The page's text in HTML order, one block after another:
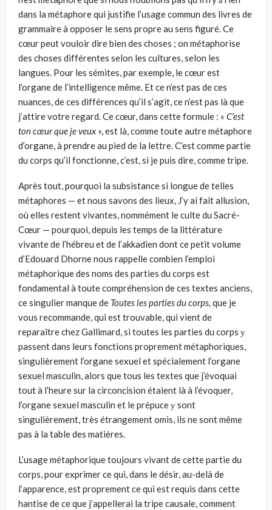
dans la métaphore qui justifie l’usage commun des livres de
grammaire à opposer le sens propre au sens figuré. Ce
cœur peut vouloir dire bien des choses ; on métaphorise
des choses différentes selon les cul­tures, selon les
langues. Pour les sémites, par exemple, le cœur est
l’organe de l’intelligence même. Et ce n’est pas de ces
nuances, de ces différences qu’il s’agit, ce n’est pas là que
j’attire votre regard. Ce cœur, dans cette for­mule : « C’est
ton cœur que je veux », est là, comme toute autre métaphore
d’organe, à prendre au pied de la lettre. C’est comme partie
du corps qu’il fonctionne, c’est, si je puis dire, comme tripe.
Après tout, pourquoi la subsistance si longue de telles
métaphores — et nous savons des lieux, J’y ai fait allusion,
où elles restent vivantes, nommé­ment le culte du Sacré-
Cœur — pourquoi, depuis les temps de la littérature
vivante de l’hébreu et de l’akkadien dont ce petit volume
d’Edouard Dhorne nous rappelle combien l’emploi
métaphorique des noms des parties du corps est
fondamental à toute compréhension de ces textes anciens,
ce singulier manque de Toutes les parties du corps, que je
vous recommande, qui est trou­vable, qui vient de
reparaître chez Gallimard, si toutes les parties du corps у
passent dans leurs fonctions proprement métaphoriques,
singulièrement l’organe sexuel et spécialement l’organe
sexuel masculin, alors que tous les textes que j’évoquai
tout à l’heure sur la circoncision étaient là à l’évoquer,
l’organe sexuel masculin et le prépuce у sont
singulièrement, très étrange­ment omis, ils ne sont même
pas à la table des matières.
L’usage métaphorique toujours vivant de cette partie du
corps, pour exprimer ce qui, dans le désir, au-delà de
l’apparence, est proprement ce qui est requis dans cette
hantise de ce que j’appellerai la tripe causale, comment